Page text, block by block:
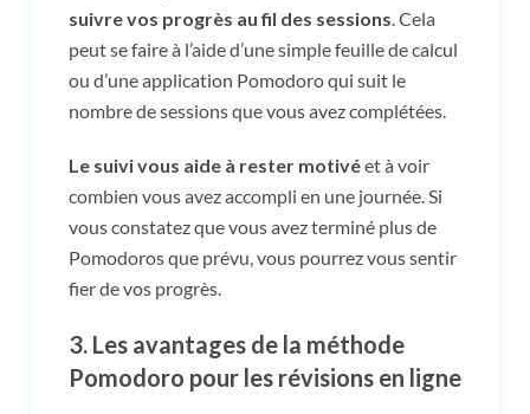
suivre vos progrès au fil des sessions . Cela
peut se faire à l’aide d’une simple feuille de calcul
ou d’une application Pomodoro qui suit le
nombre de sessions que vous avez complétées.
Le suivi vous aide à rester motivéet à voir
combien vous avez accompli en une journée. Si
vous constatez que vous avez terminé plus de
Pomodoros que prévu, vous pourrez vous sentir
fier de vos progrès.
3. Les avantages de la méthode
Pomodoro pour les révisions en ligne